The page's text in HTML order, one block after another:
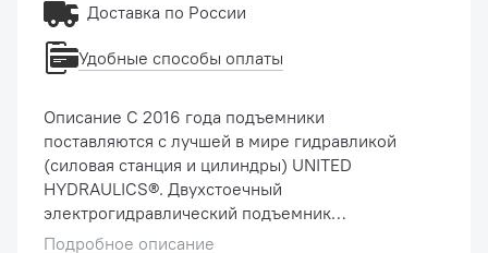
Описание C 2016 года подъемники
поставляются с лучшей в мире гидравликой
(силовая станция и цилиндры) UNITED
HYDRAULICS®. Двухстоечный
электрогидравлический подъемник
асимметричной конструкции с нижней
Подробное описание
Доставка по России
Удобные способы оплаты